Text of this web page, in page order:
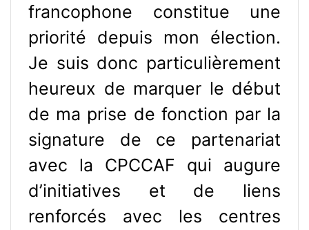
francophone constitue une
priorité depuis mon élection.
Je suis donc particulièrement
heureux de marquer le début
de ma prise de fonction par la
signature de ce partenariat
avec la CPCCAF qui augure
d’initiatives et de liens
renforcés avec les centres